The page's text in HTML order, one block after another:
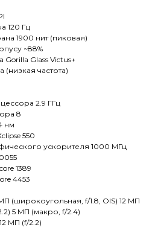
120 Гц
1900 нит (пиковая)
~88%
Glass Victus+
частота)
2.9 ГГц
8
нм
550
ускорителя 1000 МГц
1389
4453
(широкоугольная, f/1.8, OIS) 12 МП
5 МП (макро, f/2.4)
МП (f/2.2)